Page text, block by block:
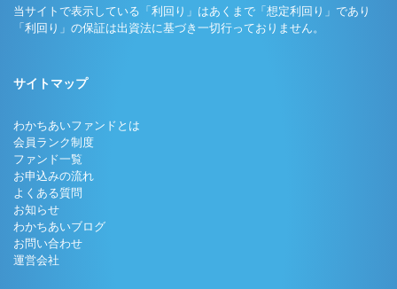
当サイトで表示している「利回り」はあくまで「想定利回り」であり
「利回り」の保証は出資法に基づき一切行っておりません。
サイトマップ
わかちあいファンドとは
会員ランク制度
ファンド一覧
お申込みの流れ
よくある質問
お知らせ
わかちあいブログ
お問い合わせ
運営会社